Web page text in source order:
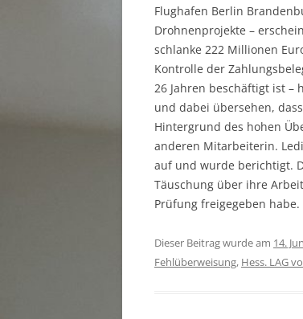
Flughafen Berlin
Drohnenprojekte –
schlanke 222 Millionen
Kontrolle der
26 Jahren beschäftigt ist –
und dabei übersehen,
Hintergrund des hohen
anderen Mitarbeiterin.
auf und wurde berichtigt.
Täuschung über ihre
Prüfung freigegeben habe.
Dieser Beitrag wurde am 14.
Fehlüberweisung, Hess. LAG